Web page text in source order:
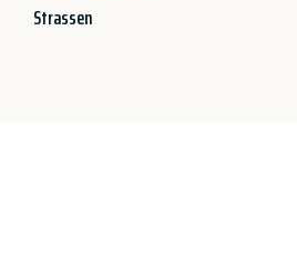
Strassen